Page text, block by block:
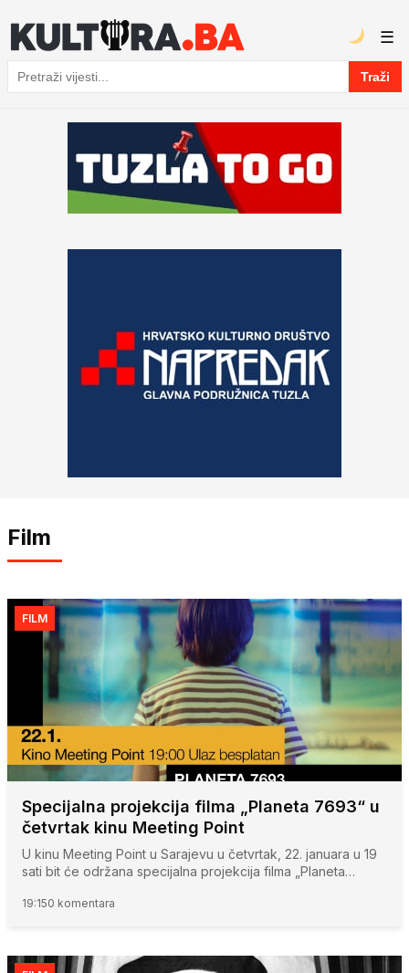
Pretraga
Traži
☰
Film
FILM
Specijalna projekcija filma „Planeta 7693“ u
četvrtak kinu Meeting Point
U kinu Meeting Point u Sarajevu u četvrtak, 22. januara u 19
sati bit će održana specijalna projekcija filma „Planeta…
19:150 komentara